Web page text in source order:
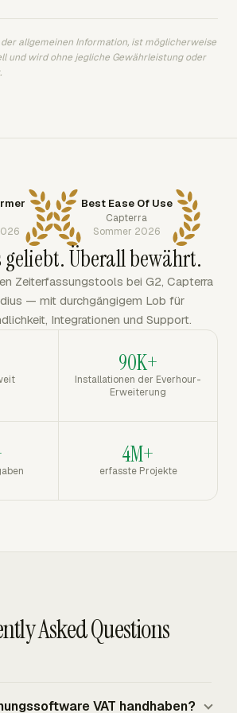
allgemeinen Information, ist möglicherweise
und wird ohne jegliche Gewährleistung oder
Best Ease Of Use
Capterra
Sommer 2026
geliebt. Überall bewährt.
Zeiterfassungstools bei G2, Capterra
— mit durchgängigem Lob für
Integrationen und Support.
90K+
Installationen der Everhour-
Erweiterung
4M+
erfasste Projekte
Asked Questions
VAT handhaben?